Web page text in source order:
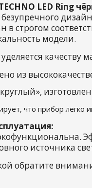
LED Ring
строгом
модели.
из
что прибор
источника
обратите